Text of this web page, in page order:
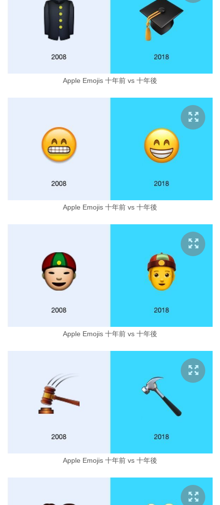
Apple Emojis 十年前 vs 十年後
Apple Emojis 十年前 vs 十年後
Apple Emojis 十年前 vs 十年後
Apple Emojis 十年前 vs 十年後